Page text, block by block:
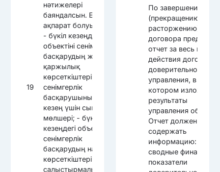
19
нәтижелері
баяндалсын. Есепте
ақпарат болуы керек:
- бүкіл кезеңдегі
объектіні сенімгерлік
басқарудың жиынтық
қаржылық
көрсеткіштері; -
сенімгерлік
басқарушының бүкіл
кезең үшін сыйақы
мөлшері; - бүкіл
кезеңдегі объектіні
сенімгерлік
басқарудың нақты
көрсеткіштерін
салыстырмалы
По завершению
(прекращению,
расторжению)
договора
отчет за весь
действия договора
доверительного
управления, в
котором изложить
результаты
управления
Отчет должен
содержать
информацию: -
сводные
показатели